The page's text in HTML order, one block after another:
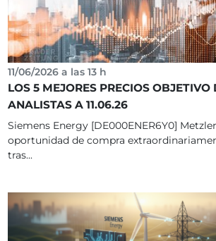
11/06/2026 a las 13 h
LOS 5 MEJORES PRECIOS OBJETIVO
ANALISTAS A 11.06.26
Siemens Energy [DE000ENER6Y0]
oportunidad de compra
tras...